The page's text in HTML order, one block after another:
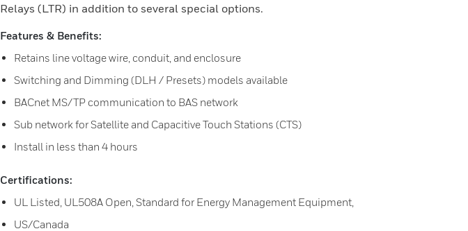
Relays (LTR) in addition to several special options.
Features & Benefits:
Retains line voltage wire, conduit, and enclosure
Switching and Dimming (DLH / Presets) models available
BACnet MS/TP communication to BAS network
Sub network for Satellite and Capacitive Touch Stations (CTS)
Install in less than 4 hours
Certifications:
UL Listed, UL508A Open, Standard for Energy Management Equipment,
US/Canada